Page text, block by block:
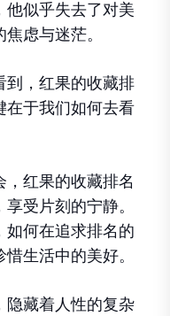
他似乎失去了对美
虑与迷茫。
到，红果的收藏排
在于我们如何去看
红果的收藏排名
受片刻的宁静。
如何在追求排名的
生活中的美好。
隐藏着人性的复杂